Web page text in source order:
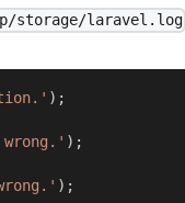
storage/laravel.log
) ;
) ;
) ;